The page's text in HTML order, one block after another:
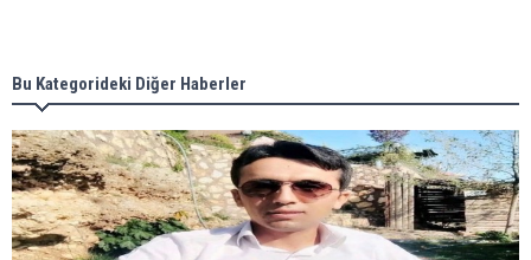
Bu Kategorideki Diğer Haberler